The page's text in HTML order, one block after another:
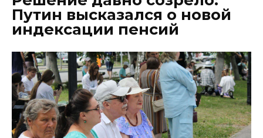
Путин высказался о новой
индексации пенсий